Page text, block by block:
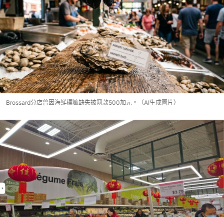
Brossard分店曾因海鮮標籤缺失被罰款500加元。（AI生成圖片）